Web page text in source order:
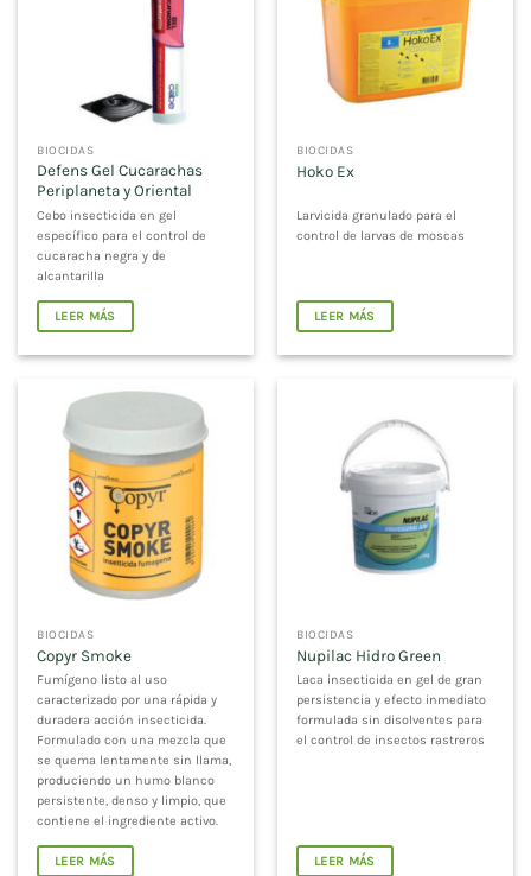
BIOCIDAS
Defens Gel Cucarachas
Periplaneta y Oriental
Cebo insecticida en gel
específico para el control de
cucaracha negra y de
alcantarilla
LEER MÁS
BIOCIDAS
Hoko Ex
Larvicida granulado para el
control de larvas de moscas
LEER MÁS
BIOCIDAS
Copyr Smoke
Fumígeno listo al uso
caracterizado por una rápida y
duradera acción insecticida.
Formulado con una mezcla que
se quema lentamente sin llama,
produciendo un humo blanco
persistente, denso y limpio, que
contiene el ingrediente activo.
LEER MÁS
BIOCIDAS
Nupilac Hidro Green
Laca insecticida en gel de gran
persistencia y efecto inmediato
formulada sin disolventes para
el control de insectos rastreros
LEER MÁS